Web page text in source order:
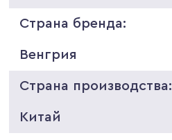
Страна бренда:
Венгрия
Страна производства:
Китай